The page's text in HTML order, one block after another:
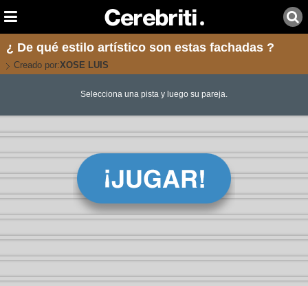
¿ De qué estilo artístico son estas fachadas ?
Creado por:XOSE LUIS
Selecciona una pista y luego su pareja.